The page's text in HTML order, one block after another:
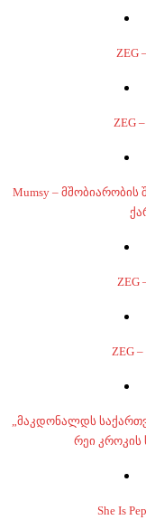
ZEG
ZEG
Mumsy –
ZEG
ZEG
„მაკდონალდს
რეი
She Is